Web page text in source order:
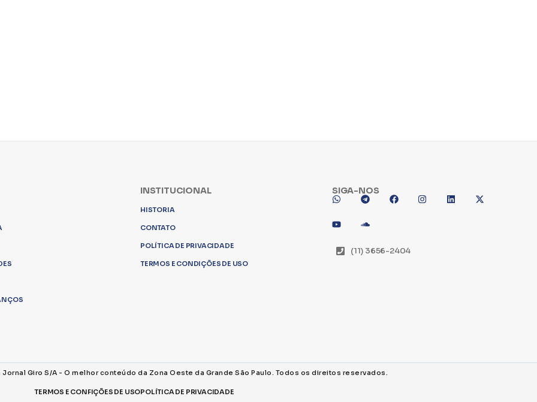
INSTITUCIONAL
HISTORIA
CONTATO
POLÍTICA DE PRIVACIDADE
TERMOS E CONDIÇÕES DE USO
SIGA-NOS
(11) 3656-2404
Giro S/A - O melhor conteúdo da Zona Oeste da Grande São Paulo. Todos os direitos reservados.
TERMOS E CONFIÇÕES DE USOPOLÍTICA DE PRIVACIDADE